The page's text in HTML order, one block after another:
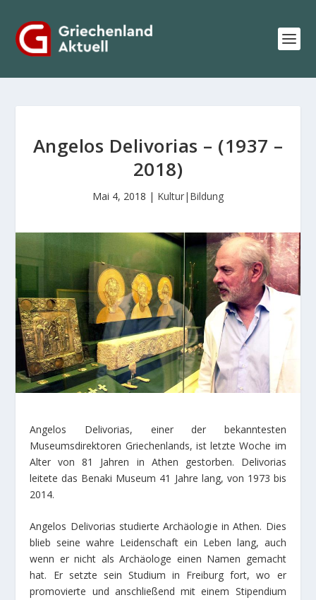
Angelos Delivorias – (1937 –
2018)
Mai 4, 2018 | Kultur|Bildung
Angelos Delivorias, einer der bekanntesten
Museumsdirektoren Griechenlands, ist letzte Woche im
Alter von 81 Jahren in Athen gestorben. Delivorias
leitete das Benaki Museum 41 Jahre lang, von 1973 bis
2014.
Angelos Delivorias studierte Archäologie in Athen. Dies
blieb seine wahre Leidenschaft ein Leben lang, auch
wenn er nicht als Archäologe einen Namen gemacht
hat. Er setzte sein Studium in Freiburg fort, wo er
promovierte und anschließend mit einem Stipendium